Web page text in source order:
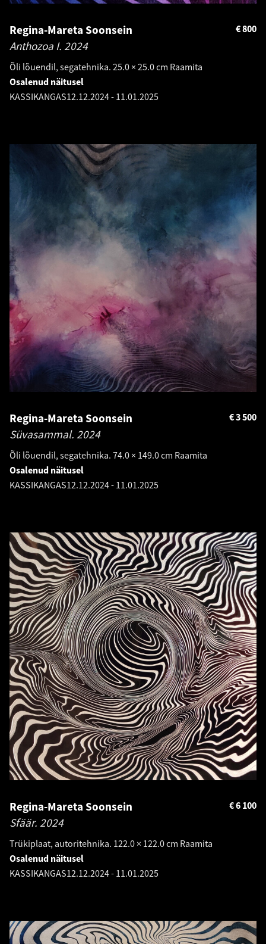
Regina-Mareta Soonsein
Anthozoa I. 2024
Õli lõuendil, segatehnika. 25.0 × 25.0 cm Raamita
800
€
Osalenud näitusel
KASSIKANGAS12.12.2024- 11.01.2025
Regina-Mareta Soonsein
Süvasammal. 2024
Õli lõuendil, segatehnika. 74.0 × 149.0 cm Raamita
3 500
€
Osalenud näitusel
KASSIKANGAS12.12.2024- 11.01.2025
Regina-Mareta Soonsein
Sfäär. 2024
Trükiplaat, autoritehnika. 122.0 × 122.0 cm Raamita
6 100
€
Osalenud näitusel
KASSIKANGAS12.12.2024- 11.01.2025